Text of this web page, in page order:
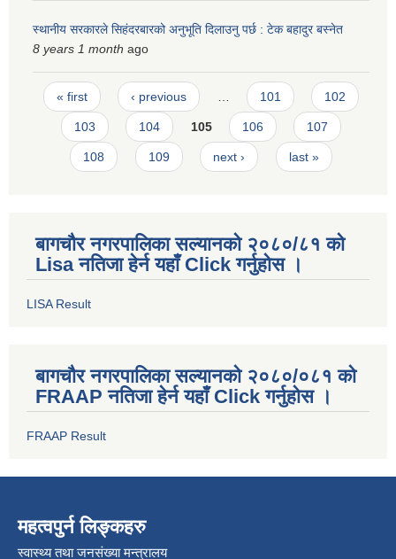
स्थानीय सरकारले सिहंदरबारको अनुभूति दिलाउनु पर्छ : टेक बहादुर बस्नेत
8 years 1 month ago
Pages
« first ‹ previous … 101 102
103 104 105 106 107
108 109 next › last »
बागचौर नगरपालिका सल्यानको २०८०/८१ को
Lisa नतिजा हेर्न यहाँ Click गर्नुहोस ।
LISA Result
बागचौर नगरपालिका सल्यानको २०८०/०८१ को
FRAAP नतिजा हेर्न यहाँ Click गर्नुहोस ।
FRAAP Result
महत्वपुर्न लिङ्कहरु
स्वास्थ्य तथा जनसंख्या मन्त्रालय